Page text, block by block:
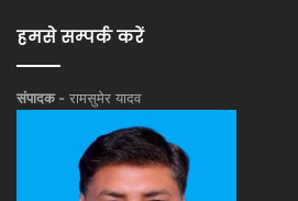
हमसे सम्पर्क करें
संपादक - रामसुमेर यादव